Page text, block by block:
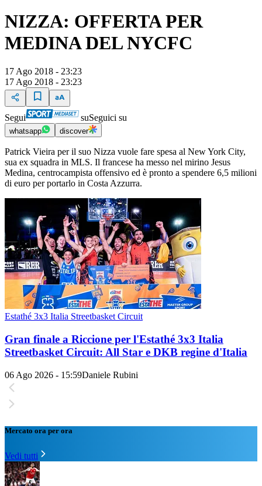
NIZZA: OFFERTA PER
MEDINA DEL NYCFC
17 Ago 2018 - 23:23
17 Ago 2018 - 23:23
Segui suSeguici su
whatsapp discover
Patrick Vieira per il suo Nizza vuole fare spesa al New York City,
sua ex squadra in MLS. Il francese ha messo nel mirino Jesus
Medina, centrocampista offensivo ed è pronto a spendere 6,5 milioni
di euro per portarlo in Costa Azzurra.
Estathé 3x3 Italia Streetbasket Circuit
Gran finale a Riccione per l'Estathé 3x3 Italia
Streetbasket Circuit: All Star e DKB regine d'Italia
06 Ago 2026 - 15:59Daniele Rubini
Mercato ora per ora
Vedi tutti